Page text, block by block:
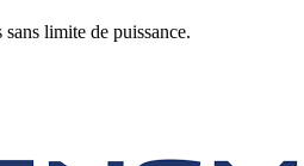
limite de puissance.